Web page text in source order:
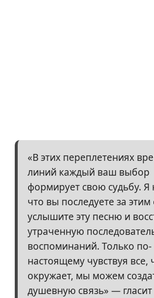
«В этих переплетениях
линий каждый ваш выбор
формирует свою судьбу. Я
что вы последуете за этим
услышите эту песню и
утраченную
воспоминаний. Только по-
настоящему чувствуя все,
окружает, мы можем
душевную связь» — гласит